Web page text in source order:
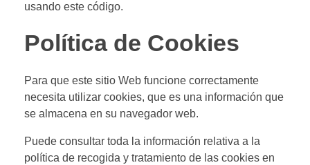
usando este código.
Política de Cookies
Para que este sitio Web funcione correctamente
necesita utilizar cookies, que es una información que
se almacena en su navegador web.
Puede consultar toda la información relativa a la
política de recogida y tratamiento de las cookies en